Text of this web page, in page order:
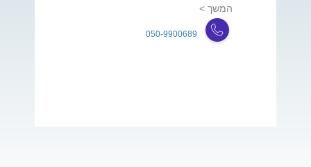
המשך >
050-9900689